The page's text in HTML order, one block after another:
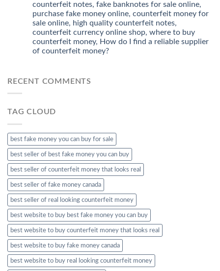
counterfeit notes, fake banknotes for sale online,
purchase fake money online, counterfeit money for
sale online, high quality counterfeit notes,
counterfeit currency online shop, where to buy
counterfeit money, How do I find a reliable supplier
of counterfeit money?
RECENT COMMENTS
TAG CLOUD
best fake money you can buy​ for sale
best seller of best fake money you can buy​
best seller of counterfeit money that looks real
best seller of fake money canada
best seller of real looking counterfeit money​
best website to buy best fake money you can buy​
best website to buy counterfeit money that looks real
best website to buy fake money canada
best website to buy real looking counterfeit money​